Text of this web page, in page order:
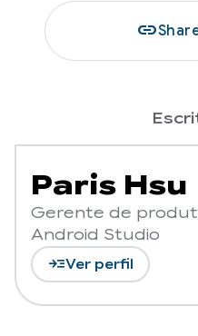
link
Paris Hsu
Gerente de
Android Studio
read_moreVer perfil